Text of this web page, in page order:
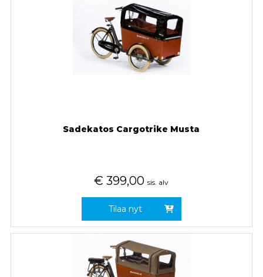
Sadekatos Cargotrike Musta
€ 399,00 sis. alv
Tilaa nyt